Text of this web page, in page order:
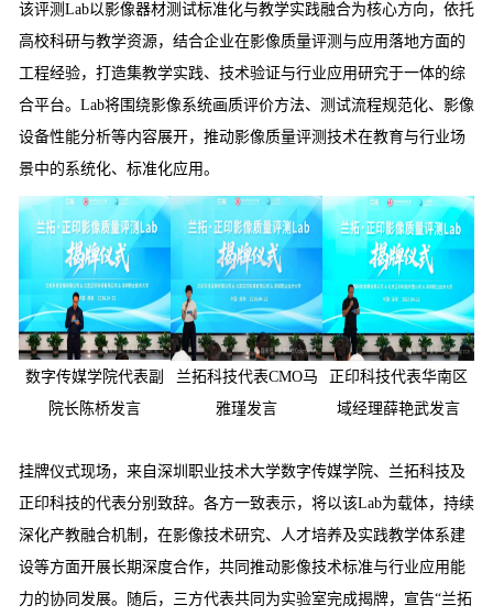
该评测Lab以影像器材测试标准化与教学实践融合为核心方向，依托
高校科研与教学资源，结合企业在影像质量评测与应用落地方面的
工程经验，打造集教学实践、技术验证与行业应用研究于一体的综
合平台。Lab将围绕影像系统画质评价方法、测试流程规范化、影像
设备性能分析等内容展开，推动影像质量评测技术在教育与行业场
景中的系统化、标准化应用。
数字传媒学院代表副
院长陈桥发言
兰拓科技代表CMO马
雅瑾发言
正印科技代表华南区
域经理薛艳武发言
挂牌仪式现场，来自深圳职业技术大学数字传媒学院、 兰拓科技及
正印科技的代表分别致辞。各方一致表示，将以该Lab为载体，持续
深化产教融合机制，在影像技术研究、人才培养及实践教学体系建
设等方面开展长期深度合作，共同推动影像技术标准与行业应用能
力的协同发展。随后，三方代表共同为实验室完成揭牌，宣告“兰拓